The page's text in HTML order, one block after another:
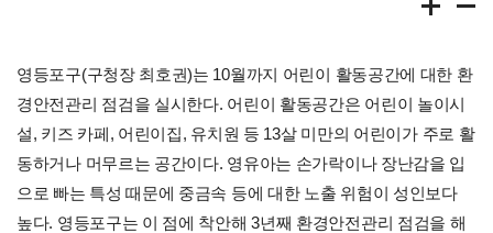
영등포구(구청장 최호권)는 10월까지 어린이 활동공간에 대한 환
경안전관리 점검을 실시한다. 어린이 활동공간은 어린이 놀이시
설, 키즈 카페, 어린이집, 유치원 등 13살 미만의 어린이가 주로 활
동하거나 머무르는 공간이다. 영유아는 손가락이나 장난감을 입
으로 빠는 특성 때문에 중금속 등에 대한 노출 위험이 성인보다
높다. 영등포구는 이 점에 착안해 3년째 환경안전관리 점검을 해